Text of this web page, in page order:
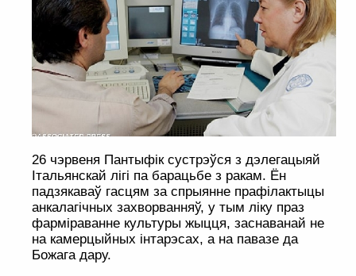
26 чэрвеня Пантыфік сустрэўся з дэлегацыяй
Італьянскай лігі па барацьбе з ракам. Ён
падзякаваў гасцям за спрыянне прафілактыцы
анкалагічных захворванняў, у тым ліку праз
фарміраванне культуры жыцця, заснаванай не
на камерцыйных інтарэсах, а на павазе да
Божага дару.